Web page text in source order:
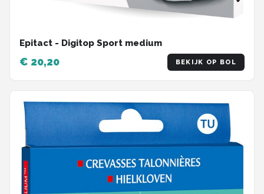
Epitact - Digitop Sport medium
€ 20,20 BEKIJK OP BOL